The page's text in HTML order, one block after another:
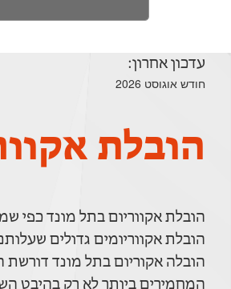
עדכון אחרון:
חודש אוגוסט 2026
הובלת
הובלת אקווריום בתל מונד כפי
הובלת אקווריומים גדולים
הובלה אקוריום בתל מונד
המחמירים ביותר לא רק בהיבט